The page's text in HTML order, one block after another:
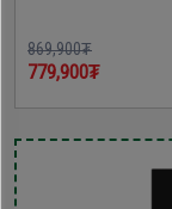
869,900₮
779,900₮